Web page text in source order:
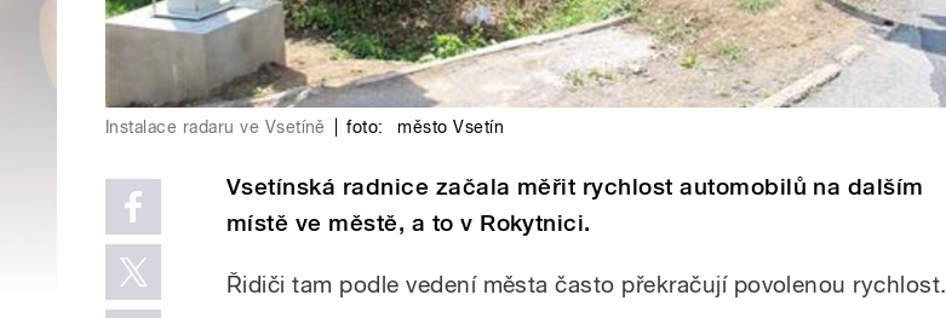
Instalace radaru ve Vsetíně foto: město Vsetín
Vsetínská radnice začala měřit rychlost automobilů na dalším
místě ve městě, a to v Rokytnici.
Řidiči tam podle vedení města často překračují povolenou rychlost.